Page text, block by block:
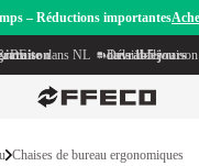
– Réductions importantes
gratuite
NL & BE Délai de livraison dans
1–5 jours ouvrables
Chaises de bureau ergonomiques